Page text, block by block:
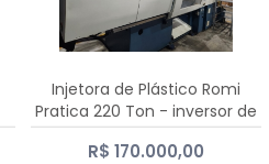
Injetora de Plástico Romi
Pratica 220 Ton - inversor de
frequência NR 12
R$ 170.000,00